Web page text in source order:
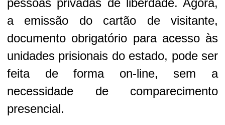
pessoas privadas de liberdade. Agora,
a emissão do cartão de visitante,
documento obrigatório para acesso às
unidades prisionais do estado, pode ser
feita de forma on-line, sem a
necessidade de comparecimento
presencial.